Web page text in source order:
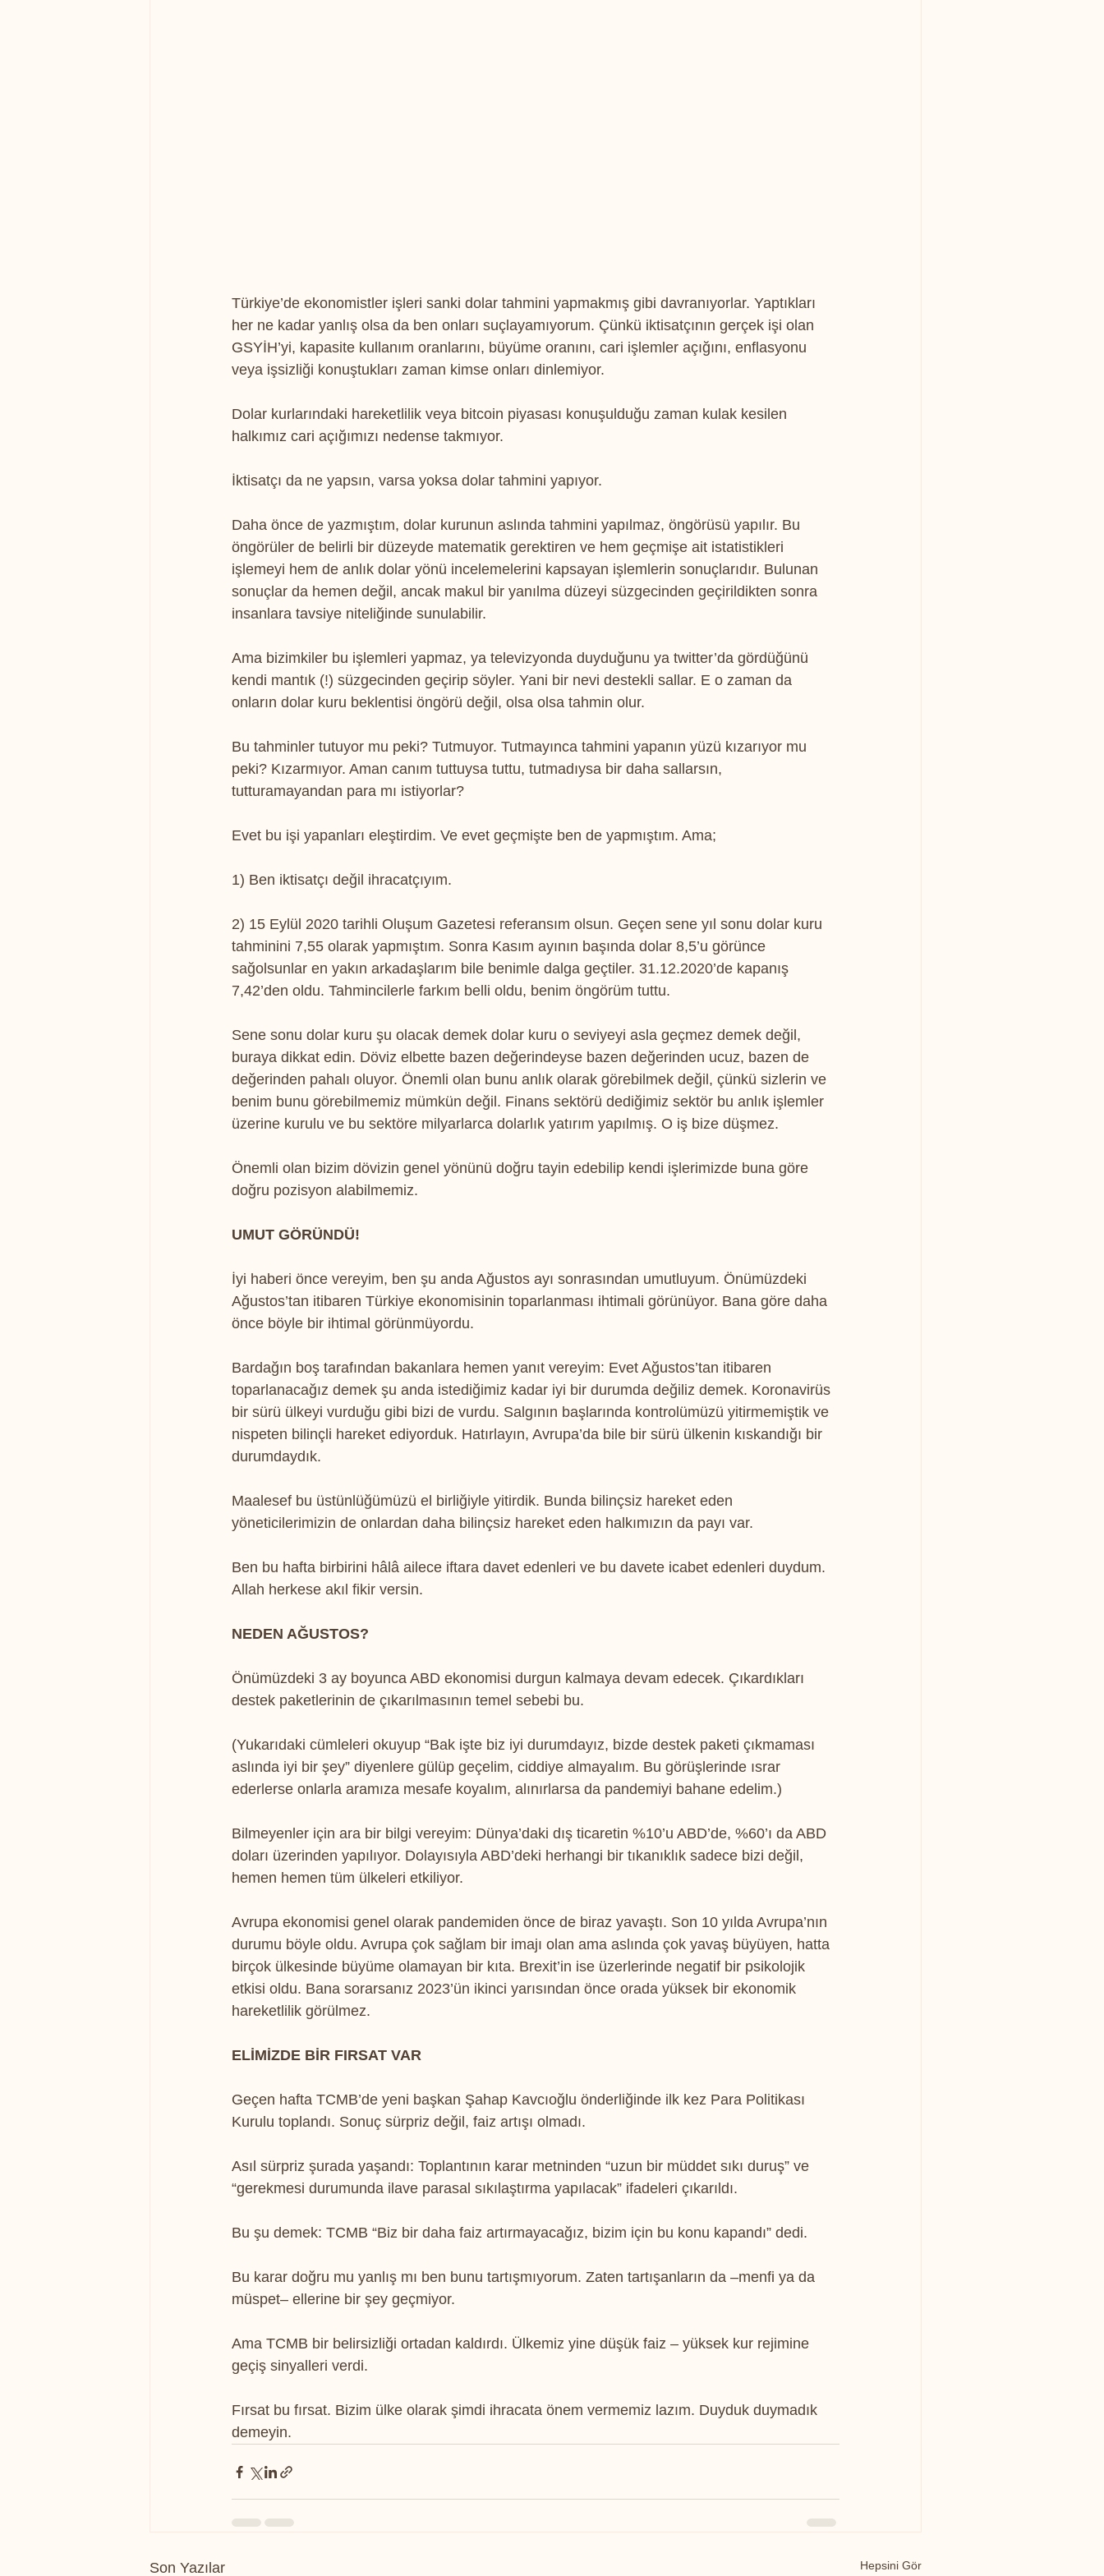
Türkiye’de ekonomistler işleri sanki dolar tahmini yapmakmış gibi davranıyorlar. Yaptıkları
her ne kadar yanlış olsa da ben onları suçlayamıyorum. Çünkü iktisatçının gerçek işi olan
GSYİH’yi, kapasite kullanım oranlarını, büyüme oranını, cari işlemler açığını, enflasyonu
veya işsizliği konuştukları zaman kimse onları dinlemiyor.
Dolar kurlarındaki hareketlilik veya bitcoin piyasası konuşulduğu zaman kulak kesilen
halkımız cari açığımızı nedense takmıyor.
İktisatçı da ne yapsın, varsa yoksa dolar tahmini yapıyor.
Daha önce de yazmıştım, dolar kurunun aslında tahmini yapılmaz, öngörüsü yapılır. Bu
öngörüler de belirli bir düzeyde matematik gerektiren ve hem geçmişe ait istatistikleri
işlemeyi hem de anlık dolar yönü incelemelerini kapsayan işlemlerin sonuçlarıdır. Bulunan
sonuçlar da hemen değil, ancak makul bir yanılma düzeyi süzgecinden geçirildikten sonra
insanlara tavsiye niteliğinde sunulabilir.
Ama bizimkiler bu işlemleri yapmaz, ya televizyonda duyduğunu ya twitter’da gördüğünü
kendi mantık (!) süzgecinden geçirip söyler. Yani bir nevi destekli sallar. E o zaman da
onların dolar kuru beklentisi öngörü değil, olsa olsa tahmin olur.
Bu tahminler tutuyor mu peki? Tutmuyor. Tutmayınca tahmini yapanın yüzü kızarıyor mu
peki? Kızarmıyor. Aman canım tuttuysa tuttu, tutmadıysa bir daha sallarsın,
tutturamayandan para mı istiyorlar?
Evet bu işi yapanları eleştirdim. Ve evet geçmişte ben de yapmıştım. Ama;
1) Ben iktisatçı değil ihracatçıyım.
2) 15 Eylül 2020 tarihli Oluşum Gazetesi referansım olsun. Geçen sene yıl sonu dolar kuru
tahminini 7,55 olarak yapmıştım. Sonra Kasım ayının başında dolar 8,5’u görünce
sağolsunlar en yakın arkadaşlarım bile benimle dalga geçtiler. 31.12.2020’de kapanış
7,42’den oldu. Tahmincilerle farkım belli oldu, benim öngörüm tuttu.
Sene sonu dolar kuru şu olacak demek dolar kuru o seviyeyi asla geçmez demek değil,
buraya dikkat edin. Döviz elbette bazen değerindeyse bazen değerinden ucuz, bazen de
değerinden pahalı oluyor. Önemli olan bunu anlık olarak görebilmek değil, çünkü sizlerin ve
benim bunu görebilmemiz mümkün değil. Finans sektörü dediğimiz sektör bu anlık işlemler
üzerine kurulu ve bu sektöre milyarlarca dolarlık yatırım yapılmış. O iş bize düşmez.
Önemli olan bizim dövizin genel yönünü doğru tayin edebilip kendi işlerimizde buna göre
doğru pozisyon alabilmemiz.
UMUT GÖRÜNDÜ!
İyi haberi önce vereyim, ben şu anda Ağustos ayı sonrasından umutluyum. Önümüzdeki
Ağustos’tan itibaren Türkiye ekonomisinin toparlanması ihtimali görünüyor. Bana göre daha
önce böyle bir ihtimal görünmüyordu.
Bardağın boş tarafından bakanlara hemen yanıt vereyim: Evet Ağustos’tan itibaren
toparlanacağız demek şu anda istediğimiz kadar iyi bir durumda değiliz demek. Koronavirüs
bir sürü ülkeyi vurduğu gibi bizi de vurdu. Salgının başlarında kontrolümüzü yitirmemiştik ve
nispeten bilinçli hareket ediyorduk. Hatırlayın, Avrupa’da bile bir sürü ülkenin kıskandığı bir
durumdaydık.
Maalesef bu üstünlüğümüzü el birliğiyle yitirdik. Bunda bilinçsiz hareket eden
yöneticilerimizin de onlardan daha bilinçsiz hareket eden halkımızın da payı var.
Ben bu hafta birbirini hâlâ ailece iftara davet edenleri ve bu davete icabet edenleri duydum.
Allah herkese akıl fikir versin.
NEDEN AĞUSTOS?
Önümüzdeki 3 ay boyunca ABD ekonomisi durgun kalmaya devam edecek. Çıkardıkları
destek paketlerinin de çıkarılmasının temel sebebi bu.
(Yukarıdaki cümleleri okuyup “Bak işte biz iyi durumdayız, bizde destek paketi çıkmaması
aslında iyi bir şey” diyenlere gülüp geçelim, ciddiye almayalım. Bu görüşlerinde ısrar
ederlerse onlarla aramıza mesafe koyalım, alınırlarsa da pandemiyi bahane edelim.)
Bilmeyenler için ara bir bilgi vereyim: Dünya’daki dış ticaretin %10’u ABD’de, %60’ı da ABD
doları üzerinden yapılıyor. Dolayısıyla ABD’deki herhangi bir tıkanıklık sadece bizi değil,
hemen hemen tüm ülkeleri etkiliyor.
Avrupa ekonomisi genel olarak pandemiden önce de biraz yavaştı. Son 10 yılda Avrupa’nın
durumu böyle oldu. Avrupa çok sağlam bir imajı olan ama aslında çok yavaş büyüyen, hatta
birçok ülkesinde büyüme olamayan bir kıta. Brexit’in ise üzerlerinde negatif bir psikolojik
etkisi oldu. Bana sorarsanız 2023’ün ikinci yarısından önce orada yüksek bir ekonomik
hareketlilik görülmez.
ELİMİZDE BİR FIRSAT VAR
Geçen hafta TCMB’de yeni başkan Şahap Kavcıoğlu önderliğinde ilk kez Para Politikası
Kurulu toplandı. Sonuç sürpriz değil, faiz artışı olmadı.
Asıl sürpriz şurada yaşandı: Toplantının karar metninden “uzun bir müddet sıkı duruş” ve
“gerekmesi durumunda ilave parasal sıkılaştırma yapılacak” ifadeleri çıkarıldı.
Bu şu demek: TCMB “Biz bir daha faiz artırmayacağız, bizim için bu konu kapandı” dedi.
Bu karar doğru mu yanlış mı ben bunu tartışmıyorum. Zaten tartışanların da –menfi ya da
müspet– ellerine bir şey geçmiyor.
Ama TCMB bir belirsizliği ortadan kaldırdı. Ülkemiz yine düşük faiz – yüksek kur rejimine
geçiş sinyalleri verdi.
Fırsat bu fırsat. Bizim ülke olarak şimdi ihracata önem vermemiz lazım. Duyduk duymadık
demeyin.
Son Yazılar Hepsini Gör